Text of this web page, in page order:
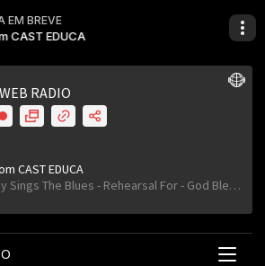
& Jazz com CAST EDUCA Educa Blues
- Lady Sings The Blues - Rehearsal For - God
EM BREVE
com CAST EDUCA Educa Love